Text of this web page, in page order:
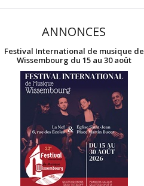
ANNONCES
Festival International de musique de
Wissembourg du 15 au 30 août